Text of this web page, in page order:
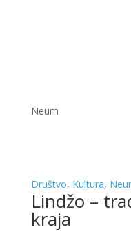
Neum
Društvo, Kultura,
Lindžo –
kraja